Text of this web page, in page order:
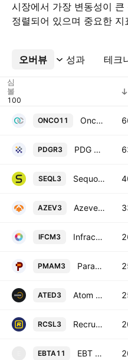
시장에서 가장 변동성이
정렬되어 있으며 중요한
오버뷰 성과 테크
더보기
심
볼
ONCO11 Oncoclinicas do Brasil Servicos Medicos S.A.
PDGR3 PDG Realty SA Empreendimentos e Participacoes
SEQL3 Sequoia Logistica e Transportes SA
AZEV3 Azevedo & Travassos SA
IFCM3 Infracommerce CXAAS SA
PMAM3 Paranapanema S.A.
ATED3 Atom Educacao e Editora S.A.
RCSL3 Recrusul SA
EBTA11 EBT Fundo de Investimento Imobiliario Class A